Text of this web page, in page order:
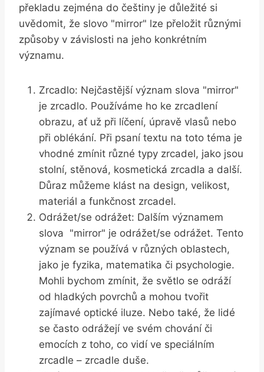
překladu zejména do češtiny⁤ je ​důležité si
uvědomit, že ​slovo "mirror" lze přeložit⁤ různými‌
způsoby ​v závislosti ‌na jeho konkrétním
významu.
Zrcadlo: Nejčastější ‍význam slova "mirror"
je zrcadlo. Používáme ho ‌ke zrcadlení
obrazu, ať už při​ líčení, úpravě vlasů⁢ nebo⁣
při oblékání. Při ‌psaní textu ​na toto téma je
vhodné zmínit různé​ typy zrcadel, ‌jako ⁣jsou
​stolní, stěnová, ⁢kosmetická ⁢zrcadla a další.‌
Důraz můžeme klást na design, velikost,
⁣materiál ⁣a funkčnost zrcadel.
Odrážet/se odrážet: Dalším⁣ významem
slova ​ "mirror" je⁣ odrážet/se⁤ odrážet. Tento
význam se používá v různých ⁣oblastech,
jako je⁤ fyzika, matematika ‍či psychologie.
⁤Mohli bychom zmínit,​ že ‍světlo⁢ se ‍odráží
od ‍hladkých povrchů ⁤a mohou tvořit
⁢zajímavé optické iluze. Nebo také,‌ že lidé
se často odrážejí ve svém chování​ či⁢
emocích z toho, co⁣ vidí​ ve speciálním‍
zrcadle ⁢– zrcadle‌ duše.